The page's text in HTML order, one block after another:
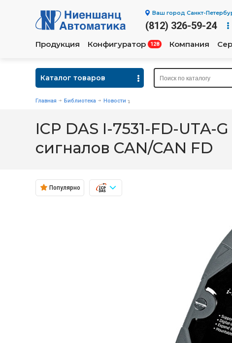
Ваш город Санкт-
(812) 326-59-24
Продукция Конфигуратор 128 Компания
Каталог товаров
Главная Библиотека Новости
ICP DAS I-7531-FD-
сигналов CAN/CAN FD
Популярно